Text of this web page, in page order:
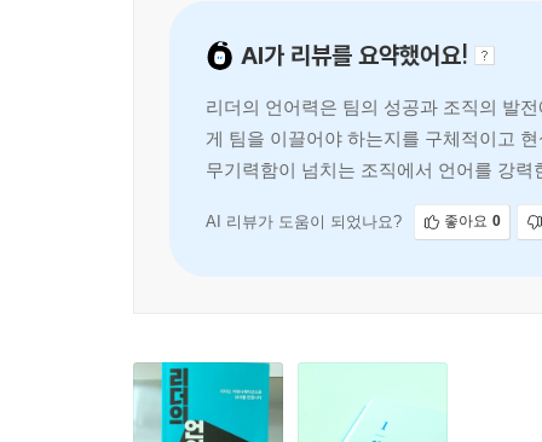
책 『리더의 언어력』 에는 서정현 대표의 평생
한편, 조직을 하나로 단단하게 만드는 힘을 얻
조직을 구해내는 것은 물론, 더 높은 곳으로 성장
AI가 리뷰를 요약했어요!
리더의 언어력은 팀의 성공과 조직의 발
게 팀을 이끌어야 하는지를 구체적이고
무기력함이 넘치는 조직에서 언어를 강
AI 리뷰가 도움이 되었나요? 좋아요 0